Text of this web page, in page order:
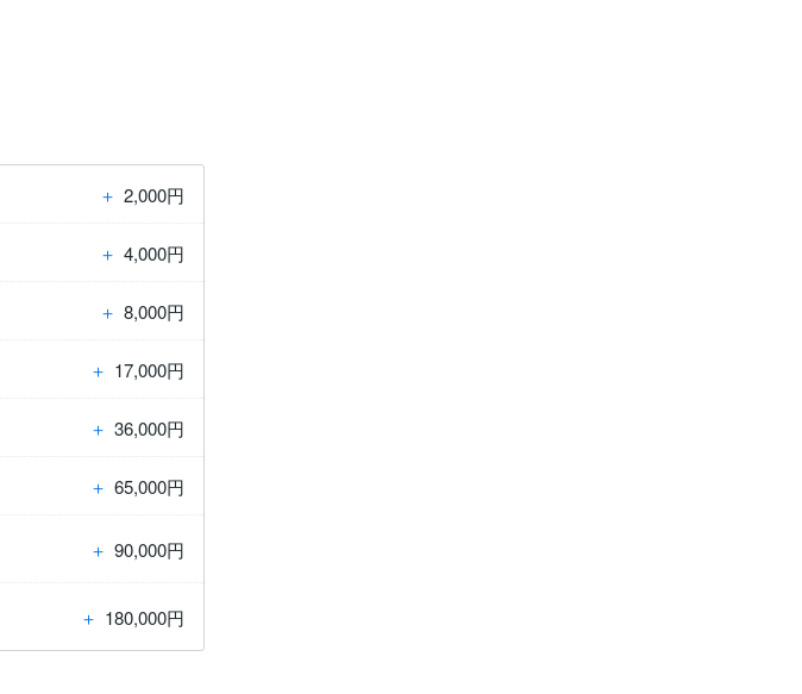
＋ 2,000円
＋ 4,000円
＋ 8,000円
＋ 17,000円
＋ 36,000円
＋ 65,000円
＋ 90,000円
＋ 180,000円